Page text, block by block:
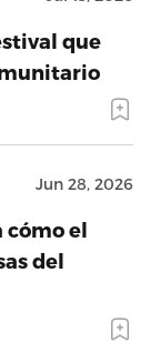
que
Jun 28, 2026
cómo el
del